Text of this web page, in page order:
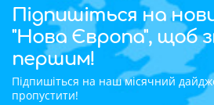
Підпишіться на
"Нова Європа", щоб
першим!
Підпишіться на наш місячний
пропустити!